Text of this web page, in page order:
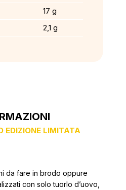
17 g
2,1 g
EDIZIONE LIMITATA
da fare in brodo oppure
con solo tuorlo d’uovo,